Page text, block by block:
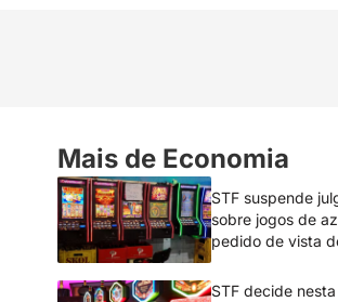
Mais de Economia
STF suspende
sobre jogos de
pedido de vista
STF decide